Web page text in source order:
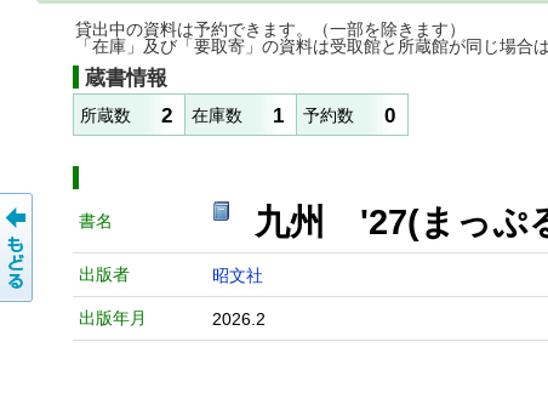
貸出中の資料は予約できます。（一部を除きます）
「在庫」及び「要取寄」の資料は受取館と所蔵館が同じ場合
蔵書情報
所蔵数 2 在庫数 1 予約数 0
書名 九州 '27(まっぷ
出版者 昭文社
出版年月 2026.2